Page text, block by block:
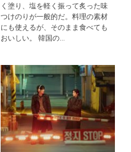
く塗り、塩を軽く振って炙った味
つけのりが一般的だ。料理の素材
にも使えるが、そのまま食べても
おいしい。 韓国の...